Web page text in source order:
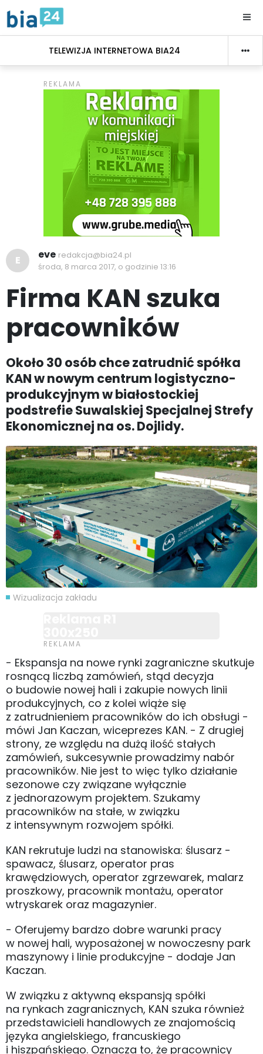
TELEWIZJA INTERNETOWA BIA24
E eve redakcja@bia24.pl
środa, 8 marca 2017, o godzinie 13:16
Firma KAN szuka
pracowników
Około 30 osób chce zatrudnić spółka
KAN w nowym centrum logistyczno-
produkcyjnym w białostockiej
podstrefie Suwalskiej Specjalnej Strefy
Ekonomicznej na os. Dojlidy.
Wizualizacja zakładu
- Ekspansja na nowe rynki zagraniczne skutkuje
rosnącą liczbą zamówień, stąd decyzja
o budowie nowej hali i zakupie nowych linii
produkcyjnych, co z kolei wiąże się
z zatrudnieniem pracowników do ich obsługi -
mówi Jan Kaczan, wiceprezes KAN. - Z drugiej
strony, ze względu na dużą ilość stałych
zamówień, sukcesywnie prowadzimy nabór
pracowników. Nie jest to więc tylko działanie
sezonowe czy związane wyłącznie
z jednorazowym projektem. Szukamy
pracowników na stałe, w związku
z intensywnym rozwojem spółki.
KAN rekrutuje ludzi na stanowiska: ślusarz -
spawacz, ślusarz, operator pras
krawędziowych, operator zgrzewarek, malarz
proszkowy, pracownik montażu, operator
wtryskarek oraz magazynier.
- Oferujemy bardzo dobre warunki pracy
w nowej hali, wyposażonej w nowoczesny park
maszynowy i linie produkcyjne - dodaje Jan
Kaczan.
W związku z aktywną ekspansją spółki
na rynkach zagranicznych, KAN szuka również
przedstawicieli handlowych ze znajomością
języka angielskiego, francuskiego
i hiszpańskiego. Oznacza to, że pracownicy